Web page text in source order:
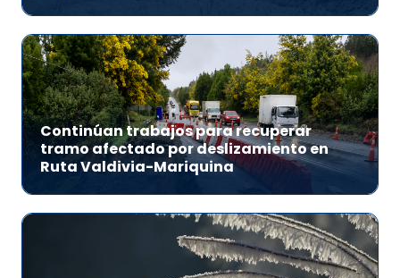
Continúan trabajos para recuperar
tramo afectado por deslizamiento en
Ruta Valdivia-Mariquina